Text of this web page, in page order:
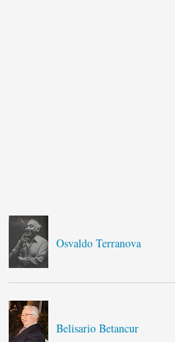
Osvaldo Terranova
Belisario Betancur